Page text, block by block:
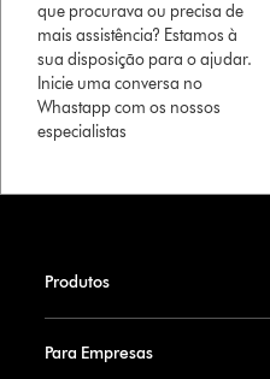
que procurava ou precisa de
mais assistência? Estamos à
sua disposição para o ajudar.
Inicie uma conversa no
Whastapp com os nossos
especialistas
Produtos
Para Empresas